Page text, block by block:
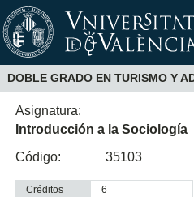
DOBLE GRADO EN TURISMO Y
Asignatura:
Introducción a la Sociología
Código:
35103
Créditos
6